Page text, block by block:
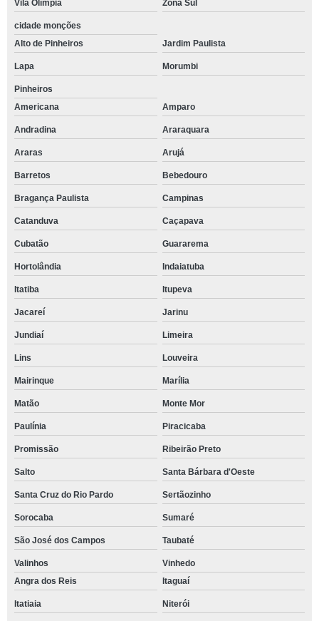
Vila Olímpia Zona Sul
cidade monções
Alto de Pinheiros
Jardim Paulista
Lapa Morumbi
Pinheiros
Americana
Amparo
Andradina Araraquara
Araras Arujá
Barretos Bebedouro
Bragança Paulista Campinas
Catanduva Caçapava
Cubatão Guararema
Hortolândia Indaiatuba
Itatiba Itupeva
Jacareí Jarinu
Jundiaí Limeira
Lins Louveira
Mairinque Marília
Matão Monte Mor
Paulínia Piracicaba
Promissão Ribeirão Preto
Salto Santa Bárbara d'Oeste
Santa Cruz do Rio Pardo Sertãozinho
Sorocaba Sumaré
São José dos Campos Taubaté
Valinhos
Vinhedo
Angra dos Reis
Itaguaí
Itatiaia Niterói